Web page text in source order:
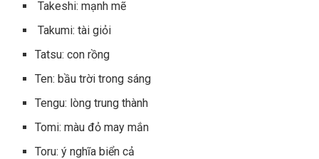
Takeshi: mạnh mẽ
Takumi: tài giỏi
Tatsu: con rồng
Ten: bầu trời trong sáng
Tengu: lòng trung thành
Tomi: màu đỏ may mắn
Toru: ý nghĩa biển cả